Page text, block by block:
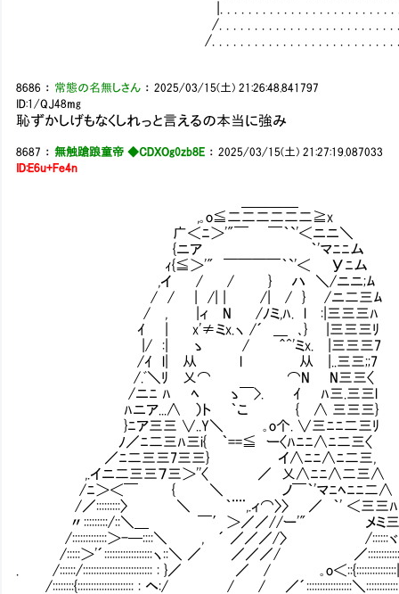
/. . . . . . . . . . . . . . . . . . . . . . . . . . . . .
/. . . . . . . . . . . . . . . . . . . . . . . . . . . . . .
8686 ： 常態の名無しさん ：2025/03/15(土) 21:26:48.841797
ID:1/QJ48mg
恥ずかしげもなくしれっと言えるの本当に強み
8687 ：無触蹌踉童帝 ◆CDXOg0zb8E ：2025/03/15(土) 21:27:19.087033
ID:E6u+Fe4n
,｡o≦二二二二二二≧x
广＜ﾆ＞'"￣ ￣｀`'＜ニニ＼
{ニア ｀'マﾆﾆム
ｨ{≦＞'" ￣￣￣￣｀`'＜ Уﾆム
,イ / / } ハ ＼/ニニ;ﾑ
/ / | /| | /| / } /ニ二三ﾑ
/ , |ィ N /ﾉミ,ﾊ. l :|三三三ﾊ
ｲ | x'≠ミx.ヽ /´ ＿ ､} |三三三ﾘ
|/ :| ゝ / ＾^'ミx. |三三三7 初めての ヽ､_,人
/ｲ l| 从 l 从 |..三三
/.ﾞ＼ﾘ 乂⌒ ⌒N N三三〈 ‐=､´ だから
/ニﾆ ﾊ ﾍ ゝ￣>. ｲ ﾊ三.三
ﾊニア...∧ ）ト ｀こ { ∧ 三三三} , '⌒r‐v'ヽｨ
}ﾆア三三 ∨..Y＼ ｡o个. ∨三ﾆﾆ二三ﾘ
ﾉ／ﾆ二三ﾊ三i{ ｀==≦ ー〈ﾊﾆﾆ∧ﾆ二三〈
／ﾆ二三三7三三} イ∧ﾆﾆ∧ﾆ二三,
,.イニ二三三７三＞''〈 ／ 乂∧ﾆﾆ∧二三∧
/ﾆ＞＜￣ { ＼ ノ￣｀'マﾆﾍﾆﾆ二∧
/／:::::::::〉 ＼ ｀¨¨,.ィ⌒〉〉 ／ ｀' ＜三三ﾊ
〃:::::::::/::＼＿ ￣′＞／／//ー'" メミ
/:::::::::::::＞-─::::＼ , ´ ／／／/〉 /::::::ヾ
/:::::＞'´::::::::::::::::::ヽ::＼ ／ ／／／/ ／
. /::::::/:::::::::::::::::::::::::: : }／ ／ / ｡o＜
/::::::::{::::::::::::::::::::: : ヘ:/ / / ／´:::::::::::::::::＼